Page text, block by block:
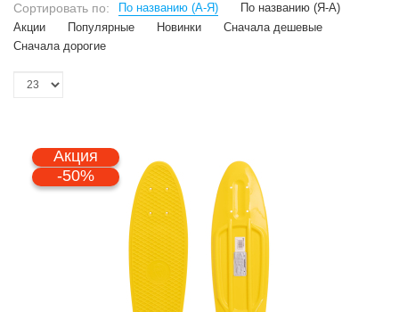
Сортировать по: По названию (А-Я)
По названию (Я-А)
Акции
Популярные Новинки
Сначала дешевые
Сначала дорогие
Акция
-50%